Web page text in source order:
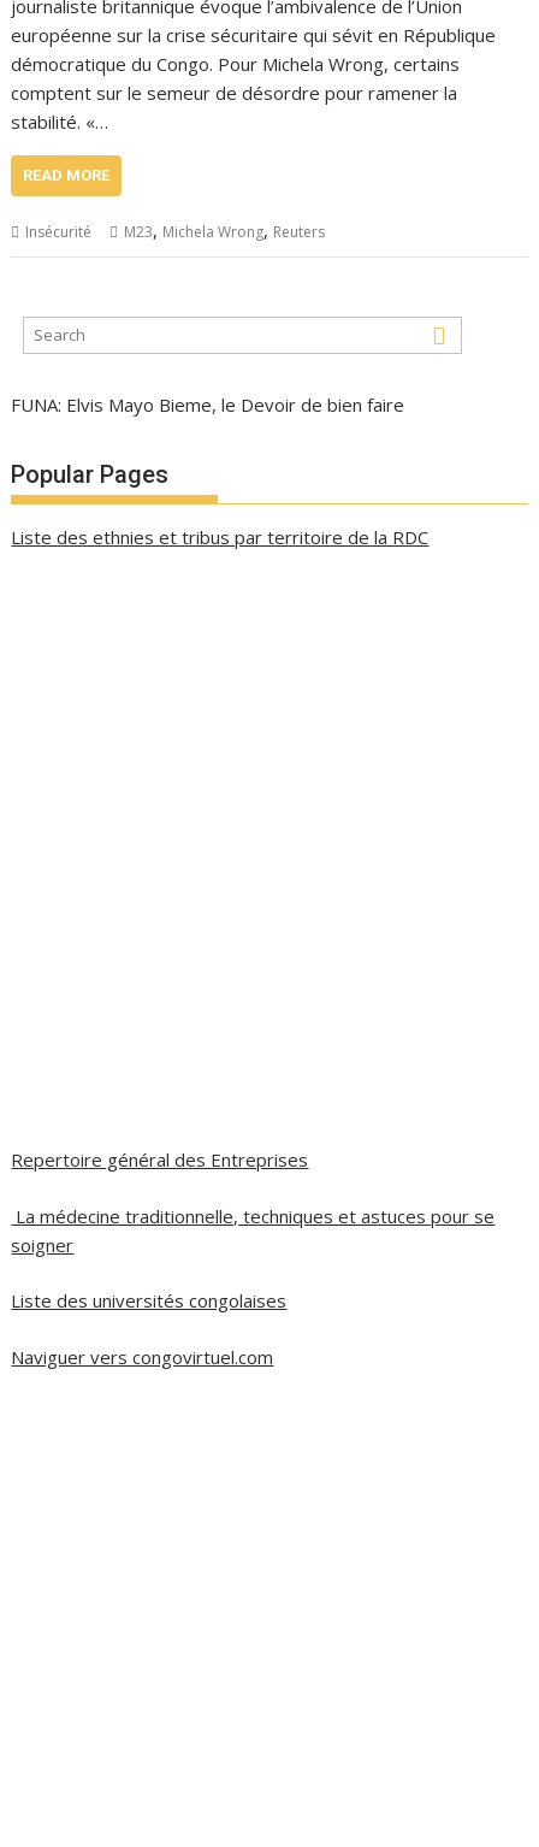
journaliste britannique évoque l’ambivalence de l’Union
européenne sur la crise sécuritaire qui sévit en République
démocratique du Congo. Pour Michela Wrong, certains
comptent sur le semeur de désordre pour ramener la
stabilité. «…
READ MORE
Insécurité M23, Michela Wrong, Reuters
FUNA: Elvis Mayo Bieme, le Devoir de bien faire
Popular Pages
Liste des ethnies et tribus par territoire de la RDC
Repertoire général des Entreprises
La médecine traditionnelle, techniques et astuces pour se
soigner
Liste des universités congolaises
Naviguer vers congovirtuel.com